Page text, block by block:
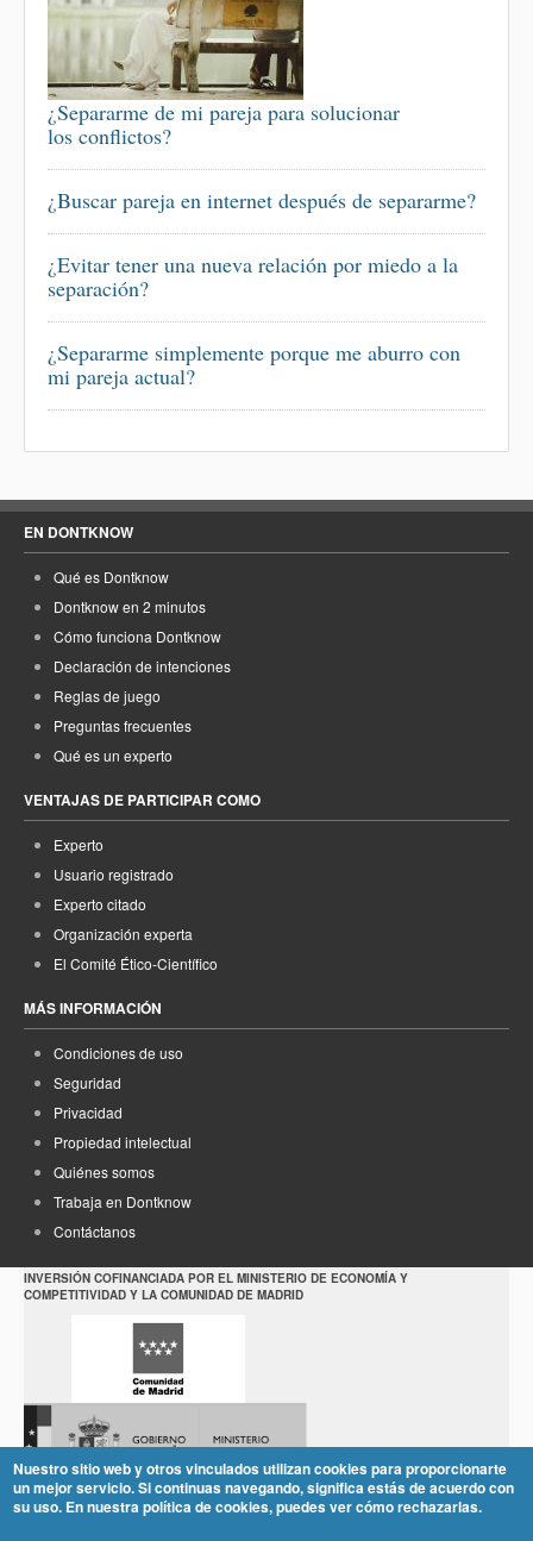
¿Separarme de mi pareja para solucionar
los conflictos?
¿Buscar pareja en internet después de separarme?
¿Evitar tener una nueva relación por miedo a la
separación?
¿Separarme simplemente porque me aburro con
mi pareja actual?
EN DONTKNOW
Qué es Dontknow
Dontknow en 2 minutos
Cómo funciona Dontknow
Declaración de intenciones
Reglas de juego
Preguntas frecuentes
Qué es un experto
VENTAJAS DE PARTICIPAR COMO
Experto
Usuario registrado
Experto citado
Organización experta
El Comité Ético-Científico
MÁS INFORMACIÓN
Condiciones de uso
Seguridad
Privacidad
Propiedad intelectual
Quiénes somos
Trabaja en Dontknow
Contáctanos
INVERSIÓN COFINANCIADA POR EL MINISTERIO DE ECONOMÍA Y
COMPETITIVIDAD Y LA COMUNIDAD DE MADRID
Nuestro sitio web y otros vinculados utilizan cookies para proporcionarte
un mejor servicio. Si continuas navegando, significa estás de acuerdo con
su uso. En nuestra política de cookies, puedes ver cómo rechazarlas.